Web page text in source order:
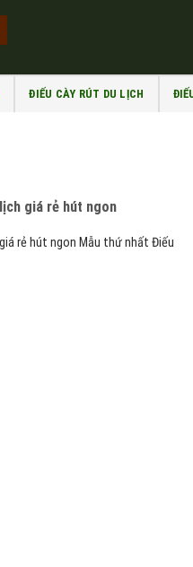
ĐIẾU CÀY RÚT DU LỊCH
giá rẻ hút ngon
rẻ hút ngon Mẫu thứ nhất Điếu